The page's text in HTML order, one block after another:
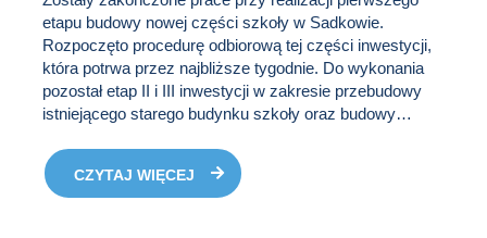
etapu budowy nowej części szkoły w Sadkowie.
Rozpoczęto procedurę odbiorową tej części inwestycji,
która potrwa przez najbliższe tygodnie. Do wykonania
pozostał etap II i III inwestycji w zakresie przebudowy
istniejącego starego budynku szkoły oraz budowy
pozostałych prac 31.01.2019r.
CZYTAJ WIĘCEJ
O AKTUALNOŚCI
ROZBUDOWA I